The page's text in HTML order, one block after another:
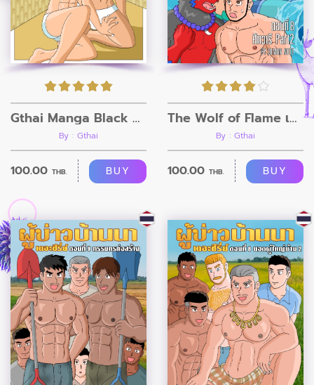
Gthai Manga Black Rooms
By : Gthai
100.00 THB. BUY
The Wolf of Flame เมื่อผมรวมร่างกับหมาป่าอัคคี ตอนที่8
By : Gthai
100.00 THB. BUY